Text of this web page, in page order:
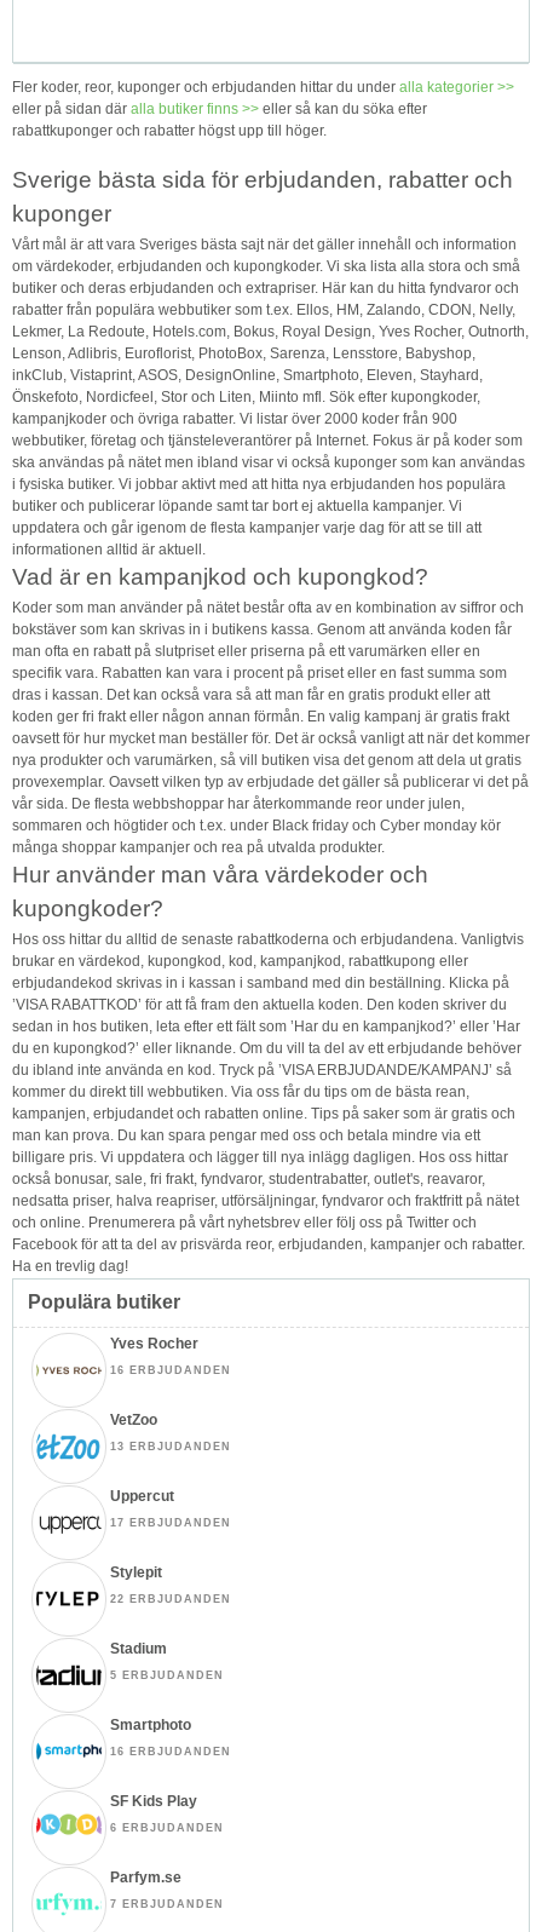
Fler koder, reor, kuponger och erbjudanden hittar du under alla kategorier >>
eller på sidan där alla butiker finns >> eller så kan du söka efter
rabattkuponger och rabatter högst upp till höger.
Sverige bästa sida för erbjudanden, rabatter och
kuponger
Vårt mål är att vara Sveriges bästa sajt när det gäller innehåll och information
om värdekoder, erbjudanden och kupongkoder. Vi ska lista alla stora och små
butiker och deras erbjudanden och extrapriser. Här kan du hitta fyndvaror och
rabatter från populära webbutiker som t.ex. Ellos, HM, Zalando, CDON, Nelly,
Lekmer, La Redoute, Hotels.com, Bokus, Royal Design, Yves Rocher, Outnorth,
Lenson, Adlibris, Euroflorist, PhotoBox, Sarenza, Lensstore, Babyshop,
inkClub, Vistaprint, ASOS, DesignOnline, Smartphoto, Eleven, Stayhard,
Önskefoto, Nordicfeel, Stor och Liten, Miinto mfl. Sök efter kupongkoder,
kampanjkoder och övriga rabatter. Vi listar över 2000 koder från 900
webbutiker, företag och tjänsteleverantörer på Internet. Fokus är på koder som
ska användas på nätet men ibland visar vi också kuponger som kan användas
i fysiska butiker. Vi jobbar aktivt med att hitta nya erbjudanden hos populära
butiker och publicerar löpande samt tar bort ej aktuella kampanjer. Vi
uppdatera och går igenom de flesta kampanjer varje dag för att se till att
informationen alltid är aktuell.
Vad är en kampanjkod och kupongkod?
Koder som man använder på nätet består ofta av en kombination av siffror och
bokstäver som kan skrivas in i butikens kassa. Genom att använda koden får
man ofta en rabatt på slutpriset eller priserna på ett varumärken eller en
specifik vara. Rabatten kan vara i procent på priset eller en fast summa som
dras i kassan. Det kan också vara så att man får en gratis produkt eller att
koden ger fri frakt eller någon annan förmån. En valig kampanj är gratis frakt
oavsett för hur mycket man beställer för. Det är också vanligt att när det kommer
nya produkter och varumärken, så vill butiken visa det genom att dela ut gratis
provexemplar. Oavsett vilken typ av erbjudade det gäller så publicerar vi det på
vår sida. De flesta webbshoppar har återkommande reor under julen,
sommaren och högtider och t.ex. under Black friday och Cyber monday kör
många shoppar kampanjer och rea på utvalda produkter.
Hur använder man våra värdekoder och
kupongkoder?
Hos oss hittar du alltid de senaste rabattkoderna och erbjudandena. Vanligtvis
brukar en värdekod, kupongkod, kod, kampanjkod, rabattkupong eller
erbjudandekod skrivas in i kassan i samband med din beställning. Klicka på
’VISA RABATTKOD’ för att få fram den aktuella koden. Den koden skriver du
sedan in hos butiken, leta efter ett fält som ’Har du en kampanjkod?’ eller ’Har
du en kupongkod?’ eller liknande. Om du vill ta del av ett erbjudande behöver
du ibland inte använda en kod. Tryck på ’VISA ERBJUDANDE/KAMPANJ’ så
kommer du direkt till webbutiken. Via oss får du tips om de bästa rean,
kampanjen, erbjudandet och rabatten online. Tips på saker som är gratis och
man kan prova. Du kan spara pengar med oss och betala mindre via ett
billigare pris. Vi uppdatera och lägger till nya inlägg dagligen. Hos oss hittar
också bonusar, sale, fri frakt, fyndvaror, studentrabatter, outlet's, reavaror,
nedsatta priser, halva reapriser, utförsäljningar, fyndvaror och fraktfritt på nätet
och online. Prenumerera på vårt nyhetsbrev eller följ oss på Twitter och
Facebook för att ta del av prisvärda reor, erbjudanden, kampanjer och rabatter.
Ha en trevlig dag!
Populära butiker
Yves Rocher
16 ERBJUDANDEN
VetZoo
13 ERBJUDANDEN
Uppercut
17 ERBJUDANDEN
Stylepit
22 ERBJUDANDEN
Stadium
5 ERBJUDANDEN
Smartphoto
16 ERBJUDANDEN
SF Kids Play
6 ERBJUDANDEN
Parfym.se
7 ERBJUDANDEN